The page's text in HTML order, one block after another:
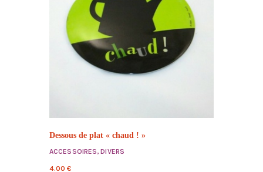
Dessous de plat « chaud ! »
ACCESSOIRES,DIVERS
4.00 €